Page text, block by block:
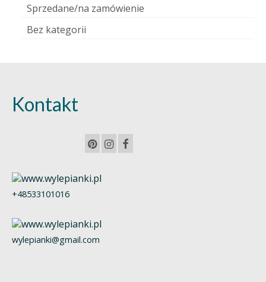
Sprzedane/na zamówienie
Bez kategorii
Kontakt
+48533101016
wylepianki@gmail.com